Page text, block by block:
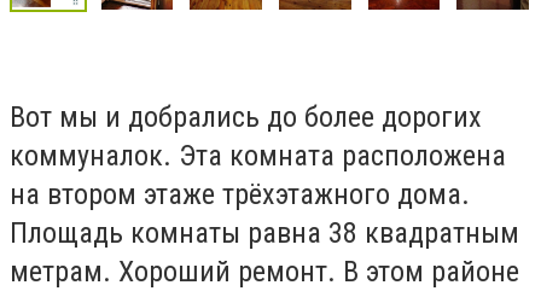
Вот мы и добрались до более дорогих
коммуналок. Эта комната расположена
на втором этаже трёхэтажного дома.
Площадь комнаты равна 38 квадратным
метрам. Хороший ремонт. В этом районе